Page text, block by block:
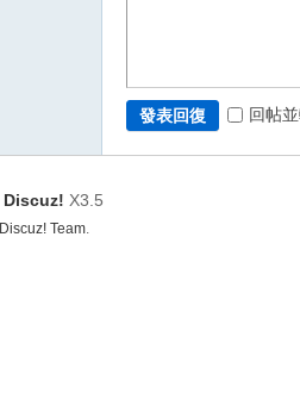
發表回復 回帖
Discuz! X3.5
Discuz! Team.